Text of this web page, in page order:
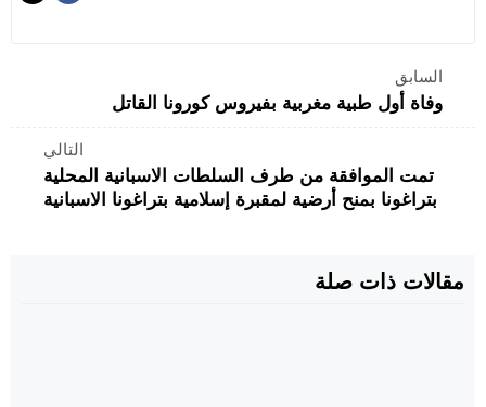
السابق
وفاة أول طبية مغربية بفيروس كورونا القاتل
التالي
تمت الموافقة من طرف السلطات الاسبانية المحلية
بتراغونا بمنح أرضية لمقبرة إسلامية بتراغونا الاسبانية
مقالات ذات صلة